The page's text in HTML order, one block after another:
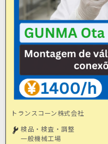
トランスコーン株式会社
検品・検査・調整
一般機械工場